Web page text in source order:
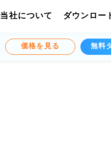
当社について ダウンロー
価格を見る 無料